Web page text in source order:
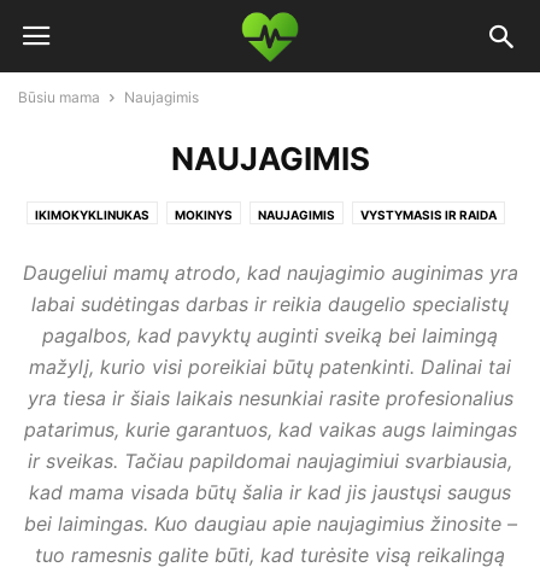
Būsiu mama Naujagimis
NAUJAGIMIS
IKIMOKYKLINUKAS MOKINYS NAUJAGIMIS VYSTYMASIS IR RAIDA
Daugeliui mamų atrodo, kad naujagimio auginimas yra
labai sudėtingas darbas ir reikia daugelio specialistų
pagalbos, kad pavyktų auginti sveiką bei laimingą
mažylį, kurio visi poreikiai būtų patenkinti. Dalinai tai
yra tiesa ir šiais laikais nesunkiai rasite profesionalius
patarimus, kurie garantuos, kad vaikas augs laimingas
ir sveikas. Tačiau papildomai naujagimiui svarbiausia,
kad mama visada būtų šalia ir kad jis jaustųsi saugus
bei laimingas. Kuo daugiau apie naujagimius žinosite –
tuo ramesnis galite būti, kad turėsite visą reikalingą